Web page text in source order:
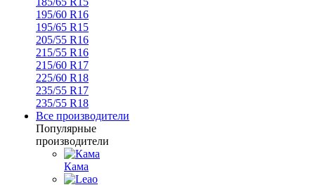
195/60 R16
195/65 R15
205/55 R16
215/55 R16
215/60 R17
225/60 R18
235/55 R17
235/55 R18
Все производители
Популярные
производители
Кама